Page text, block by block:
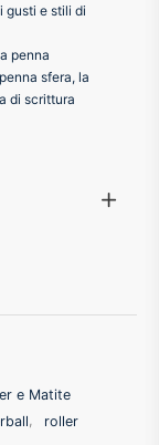
gusti e stili di
penna
sfera, la
di scrittura
e Matite
, roller